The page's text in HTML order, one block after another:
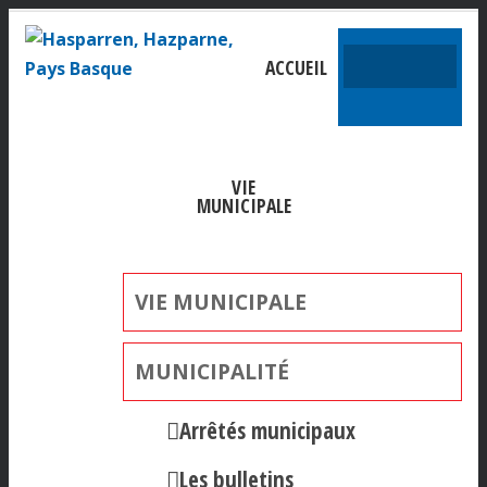
ACCUEIL
VIE
MUNICIPALE
VIE MUNICIPALE
MUNICIPALITÉ
Arrêtés municipaux
Les bulletins